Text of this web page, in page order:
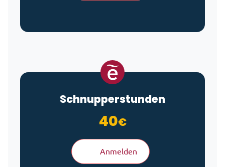
Schnupperstunden
40€
Anmelden